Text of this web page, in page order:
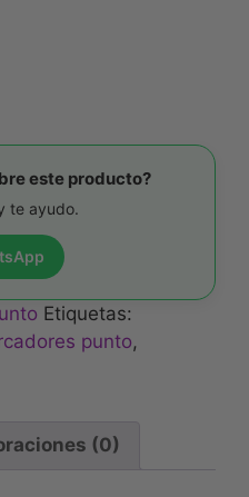
este producto?
te ayudo.
Etiquetas:
punto,
(0)